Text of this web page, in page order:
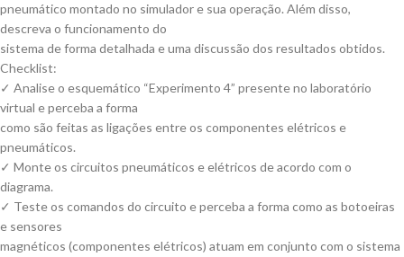
pneumático montado no simulador e sua operação. Além disso,
descreva o funcionamento do
sistema de forma detalhada e uma discussão dos resultados obtidos.
Checklist:
✓ Analise o esquemático “Experimento 4” presente no laboratório
virtual e perceba a forma
como são feitas as ligações entre os componentes elétricos e
pneumáticos.
✓ Monte os circuitos pneumáticos e elétricos de acordo com o
diagrama.
✓ Teste os comandos do circuito e perceba a forma como as botoeiras
e sensores
magnéticos (componentes elétricos) atuam em conjunto com o sistema